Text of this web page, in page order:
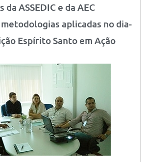
ASSEDIC e da AEC
aplicadas no dia-
Espírito Santo em Ação